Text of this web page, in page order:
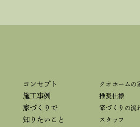
コンセプト
施工事例
家づくりで
知りたいこと
クオホームの
推奨仕様
家づくりの流
スタッフ